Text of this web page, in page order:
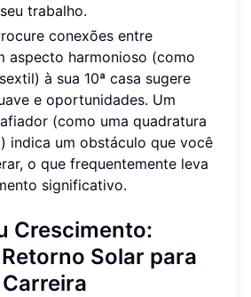
trabalho.
conexões entre
aspecto harmonioso (como
à sua 10ª casa sugere
e oportunidades. Um
(como uma quadratura
indica um obstáculo que você
o que frequentemente leva
significativo.
Crescimento:
Solar para